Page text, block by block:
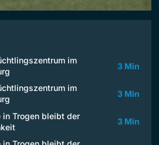
im
3 Min
im
3 Min
in Trogen bleibt der
3 Min